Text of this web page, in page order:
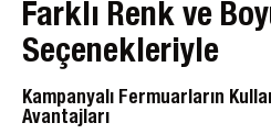
Farklı Renk ve
Seçenekleriyle
Kampanyalı Fermuarların
Avantajları